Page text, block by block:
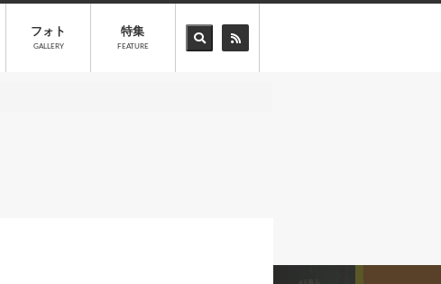
フォト
GALLERY
特集
FEATURE